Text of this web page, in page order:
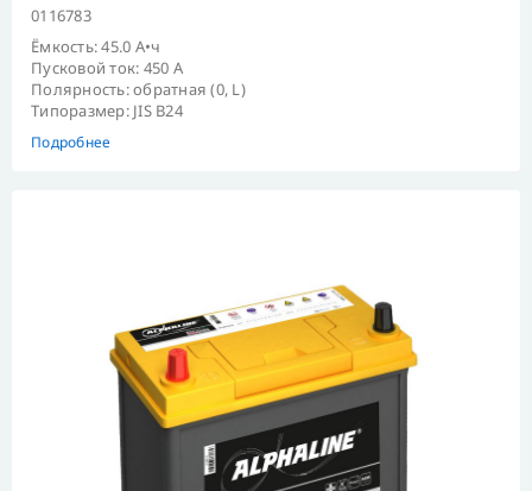
0116783
Ёмкость: 45.0 А•ч
Пусковой ток: 450 А
Полярность: обратная (0, L)
Типоразмер: JIS B24
Подробнее